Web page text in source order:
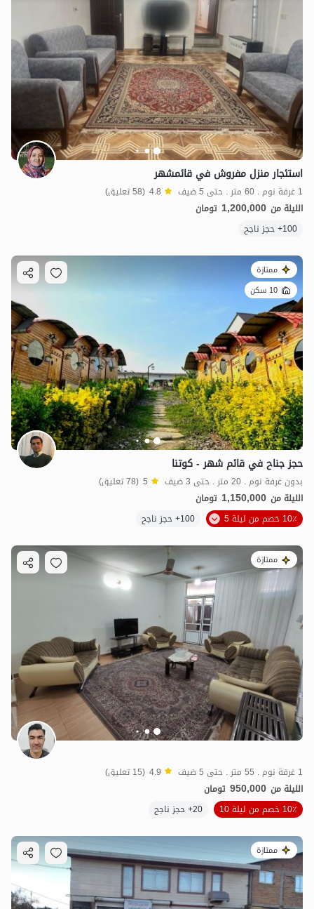
استئجار منزل مفروش في قائمشهر
1 غرفة نوم . 60 متر . حتى 5 ضيف 4.8 (58 تعليق)
الليلة من 1,200,000 تومان
100+ حجز ناجح
ممتازة
10 سكن
حجز جناح في قائم شهر - كوتنا
بدون غرفة نوم . 20 متر . حتى 3 ضيف 5 (78 تعليق)
الليلة من 1,150,000 تومان
10٪ خصم من ليلة 5
100+ حجز ناجح
ممتازة
1 غرفة نوم . 55 متر . حتى 5 ضيف 4.9 (15 تعليق)
الليلة من 950,000 تومان
10٪ خصم من ليلة 10
20+ حجز ناجح
ممتازة